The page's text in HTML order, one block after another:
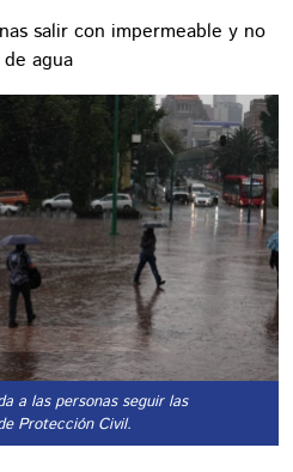
salir con impermeable y no
agua
a las personas seguir las
Protección Civil.